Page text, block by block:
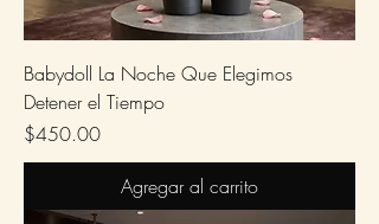
Babydoll La Noche Que Elegimos
Detener el Tiempo
Precio
$450.00
Agregar al carrito